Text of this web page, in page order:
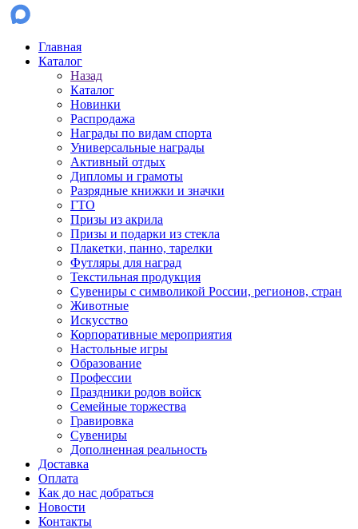
Главная
Каталог
Назад
Каталог
Новинки
Распродажа
Награды по видам спорта
Универсальные награды
Активный отдых
Дипломы и грамоты
Разрядные книжки и значки
ГТО
Призы из акрила
Призы и подарки из стекла
Плакетки, панно, тарелки
Футляры для наград
Текстильная продукция
Сувениры с символикой России, регионов, стран
Животные
Искусство
Корпоративные мероприятия
Настольные игры
Образование
Профессии
Праздники родов войск
Семейные торжества
Гравировка
Сувениры
Дополненная реальность
Доставка
Оплата
Как до нас добраться
Новости
Контакты